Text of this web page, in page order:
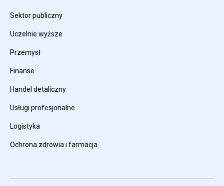
Sektor publiczny
Uczelnie wyższe
Przemysł
Finanse
Handel detaliczny
Usługi profesjonalne
Logistyka
Ochrona zdrowia i farmacja